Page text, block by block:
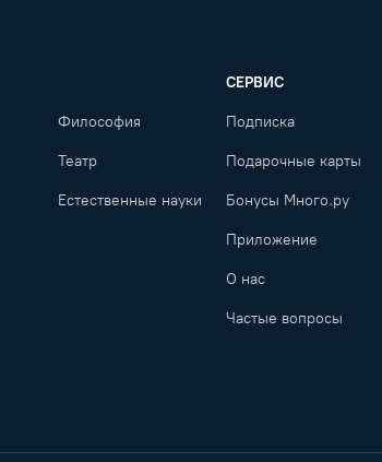
Философия
Театр
Естественные науки
СЕРВИС
Подписка
Подарочные карты
Бонусы Много.ру
Приложение
О нас
Частые вопросы